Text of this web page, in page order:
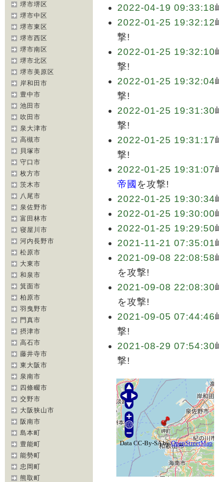
堺市堺区
堺市中区
堺市東区
堺市西区
堺市南区
堺市北区
堺市美原区
岸和田市
豊中市
池田市
吹田市
泉大津市
高槻市
貝塚市
守口市
枚方市
茨木市
八尾市
泉佐野市
富田林市
寝屋川市
河内長野市
松原市
大東市
和泉市
箕面市
柏原市
羽曳野市
門真市
摂津市
高石市
藤井寺市
東大阪市
泉南市
四條畷市
交野市
大阪狭山市
阪南市
島本町
豊能町
能勢町
忠岡町
熊取町
2022-04-19 09:33:18
2022-01-25 19:32:12
撃!
2022-01-25 19:32:10
撃!
2022-01-25 19:32:04
撃!
2022-01-25 19:31:30
撃!
2022-01-25 19:31:17
撃!
2022-01-25 19:31:07
帝國 を攻撃!
2022-01-25 19:30:34
2022-01-25 19:30:00
2022-01-25 19:29:50
2021-11-21 07:35:01
2021-09-08 22:08:58
を攻撃!
2021-09-08 22:08:30
を攻撃!
2021-09-05 07:44:46
撃!
2021-08-29 07:54:30
撃!